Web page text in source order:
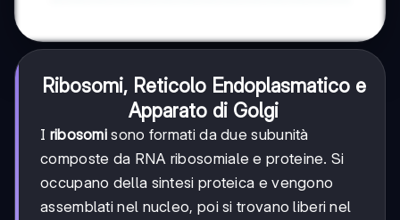
Ribosomi, Reticolo Endoplasmatico e
Apparato di Golgi
I ribosomi sono formati da due subunità
composte da RNA ribosomiale e proteine. Si
occupano della sintesi proteica e vengono
assemblati nel nucleo, poi si trovano liberi nel